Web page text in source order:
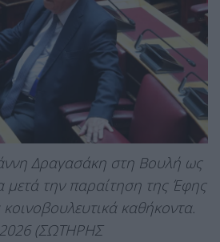
Δραγασάκη στη Βουλή ως
μετά την παραίτηση της Έφης
καθήκοντα.
2026 (ΣΩΤΗΡΗΣ